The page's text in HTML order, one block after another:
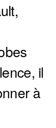
il
à